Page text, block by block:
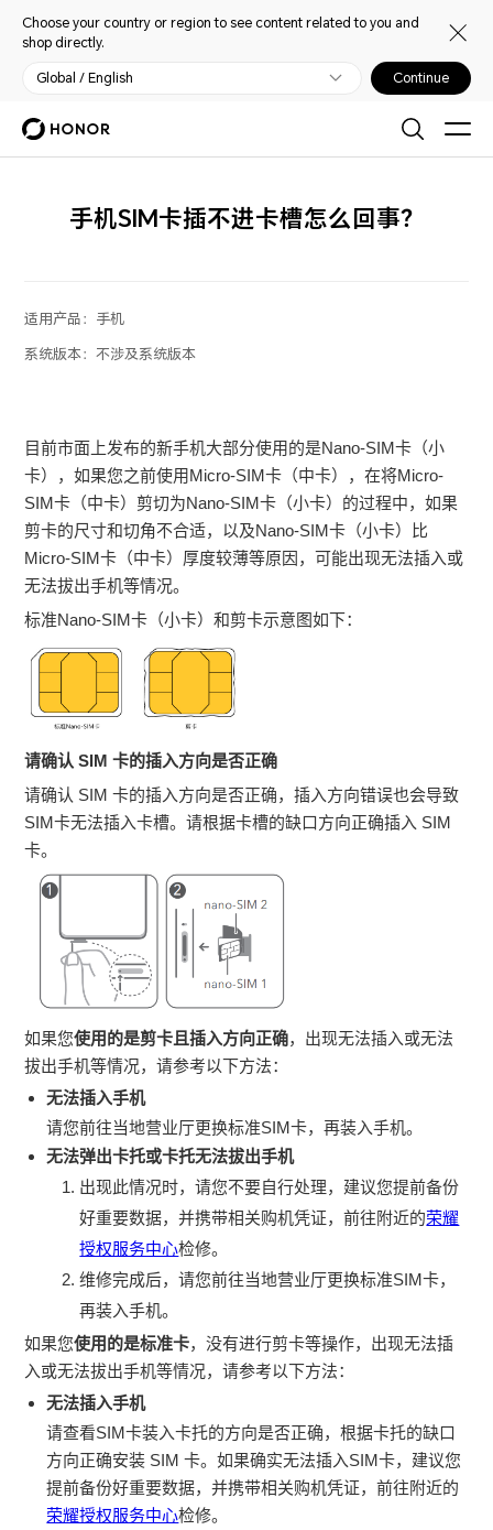
Choose your country or region to see content related to you and
shop directly.
Global / English Continue
手机SIM卡插不进卡槽怎么回事？
适用产品： 手机
系统版本：不涉及系统版本
目前市面上发布的新手机大部分使用的是Nano-SIM卡（小
卡），如果您之前使用Micro-SIM卡（中卡），在将Micro-
SIM卡（中卡）剪切为Nano-SIM卡（小卡）的过程中，如果
剪卡的尺寸和切角不合适，以及Nano-SIM卡（小卡）比
Micro-SIM卡（中卡）厚度较薄等原因，可能出现无法插入或
无法拔出手机等情况。
标准Nano-SIM卡（小卡）和剪卡示意图如下：
请确认 SIM 卡的插入方向是否正确
请确认 SIM 卡的插入方向是否正确，插入方向错误也会导致
SIM卡无法插入卡槽。请根据卡槽的缺口方向正确插入 SIM
卡。
如果您使用的是剪卡且插入方向正确，出现无法插入或无法
拔出手机等情况，请参考以下方法：
无法插入手机
请您前往当地营业厅更换标准SIM卡，再装入手机。
无法弹出卡托或卡托无法拔出手机
出现此情况时，请您不要自行处理，建议您提前备份
好重要数据，并携带相关购机凭证，前往附近的荣耀
授权服务中心检修。
维修完成后，请您前往当地营业厅更换标准SIM卡，
再装入手机。
如果您使用的是标准卡，没有进行剪卡等操作，出现无法插
入或无法拔出手机等情况，请参考以下方法：
无法插入手机
请查看SIM卡装入卡托的方向是否正确，根据卡托的缺口
方向正确安装 SIM 卡。如果确实无法插入SIM卡，建议您
提前备份好重要数据，并携带相关购机凭证，前往附近的
荣耀授权服务中心检修。